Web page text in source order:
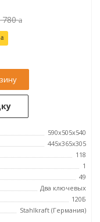
780
590x505x540
445x365x305
118
1
49
Два ключевых
120Б
Stahlkraft (Германия)